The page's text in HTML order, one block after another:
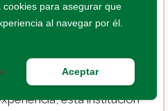
Organización de Aviación
Asteca participa como
del sector de la
esta institución
cookies para asegurar que
al navegar por él.
Aceptar